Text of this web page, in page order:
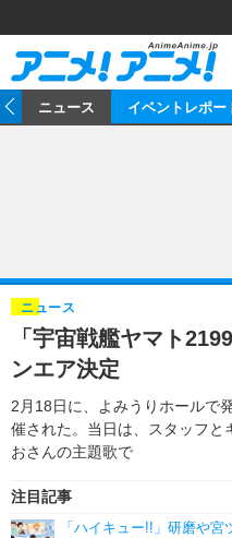
ゲーム
イベント
海外イベント
俳優・タレント
ビジネス
アニメ
書評
ゲーム
動画
アニメ！アニメ！TV
ニュース イベントレポー
「宇宙戦艦ヤマト
ンエア決定
2月18日に、よみうりホールで
催された。当日は、スタッフと
おさんの主題歌で
ニュース
注目記事
「ハイキュー!!」研磨や